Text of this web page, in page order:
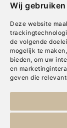
Wij
Deze website
de volgende
mogelijk te maken ,
bieden, om uw
en
geven die